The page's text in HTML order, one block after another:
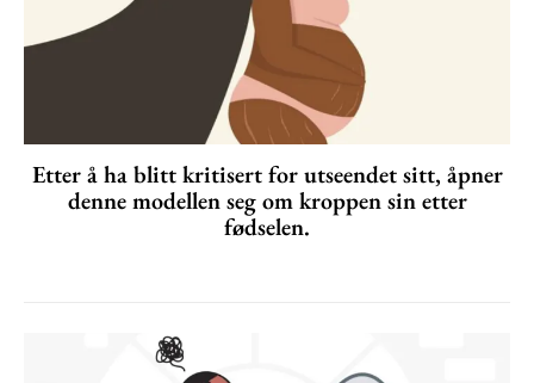
Etter å ha blitt kritisert for utseendet sitt, åpner
denne modellen seg om kroppen sin etter
fødselen.